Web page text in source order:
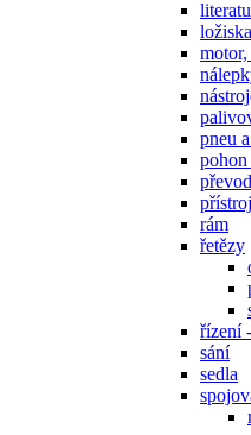
ložiska
pneu
rám
řetězy
řízení
sání
sedla